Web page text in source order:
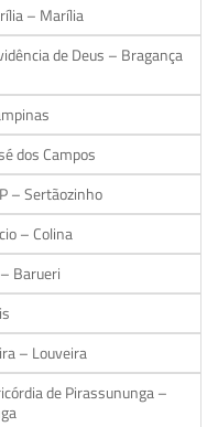
– Marília
de Deus – Bragança
dos Campos
– Sertãozinho
– Colina
Barueri
– Louveira
de Pirassununga –